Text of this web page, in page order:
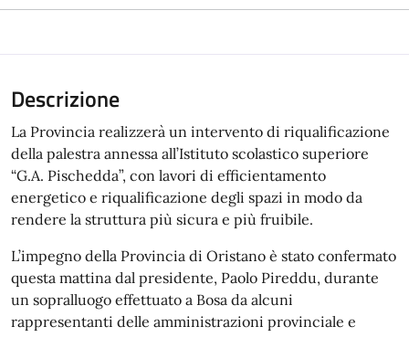
Descrizione
La Provincia realizzerà un intervento di riqualificazione
della palestra annessa all’Istituto scolastico superiore
“G.A. Pischedda”, con lavori di efficientamento
energetico e riqualificazione degli spazi in modo da
rendere la struttura più sicura e più fruibile.
L’impegno della Provincia di Oristano è stato confermato
questa mattina dal presidente, Paolo Pireddu, durante
un sopralluogo effettuato a Bosa da alcuni
rappresentanti delle amministrazioni provinciale e